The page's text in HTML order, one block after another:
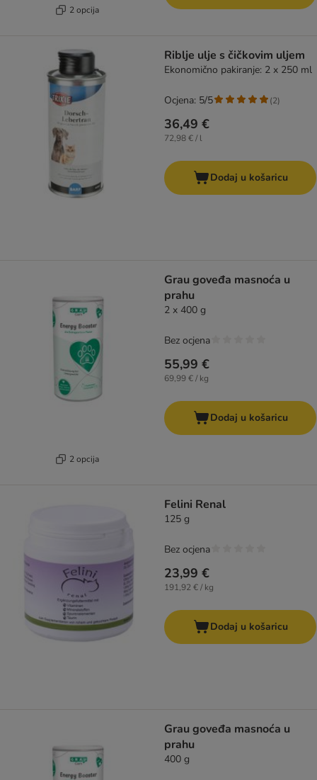
2 opcija
Riblje ulje s čičkovim uljem
Ekonomično pakiranje: 2 x 250 ml
36,49 €
72,98 € / l
Ocjena: 5/5 (2)
Dodaj u košaricu
2 opcija
Grau goveđa masnoća u
prahu
2 x 400 g
55,99 €
69,99 € / kg
Bez ocjena
Dodaj u košaricu
Felini Renal
125 g
23,99 €
191,92 € / kg
Bez ocjena
Dodaj u košaricu
Grau goveđa masnoća u
prahu
400 g